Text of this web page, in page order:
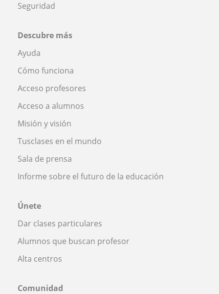
Seguridad
Descubre más
Ayuda
Cómo funciona
Acceso profesores
Acceso a alumnos
Misión y visión
Tusclases en el mundo
Sala de prensa
Informe sobre el futuro de la educación
Únete
Dar clases particulares
Alumnos que buscan profesor
Alta centros
Comunidad